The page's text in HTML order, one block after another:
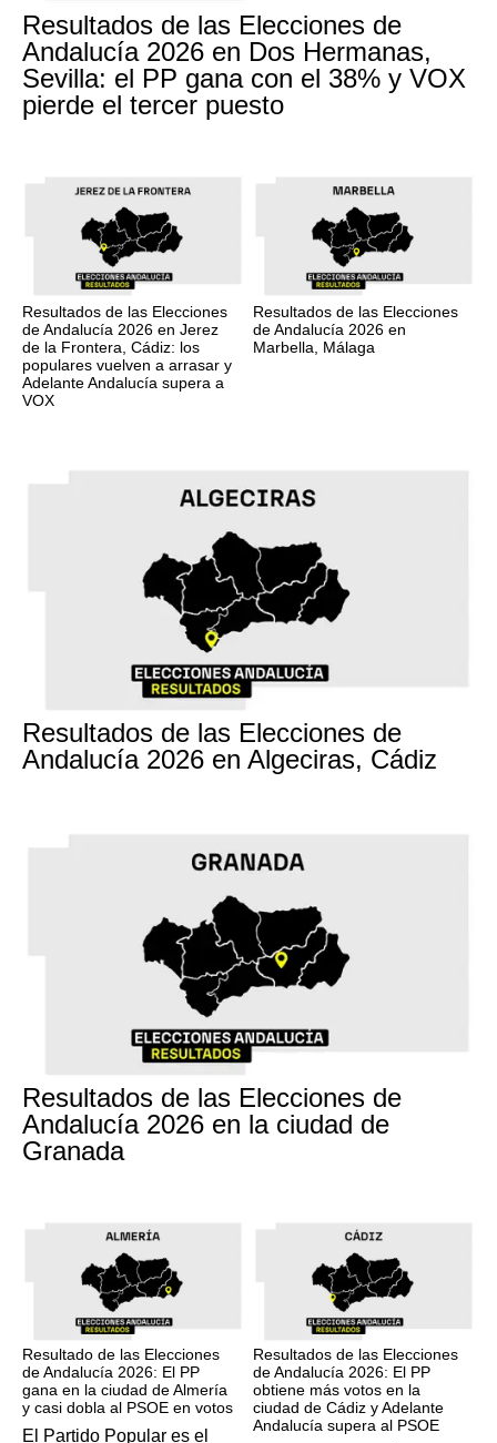
Resultados de las Elecciones de
Andalucía 2026 en Dos Hermanas,
Sevilla: el PP gana con el 38% y VOX
pierde el tercer puesto
Resultados de las Elecciones
de Andalucía 2026 en Jerez
de la Frontera, Cádiz: los
populares vuelven a arrasar y
Adelante Andalucía supera a
VOX
Resultados de las Elecciones
de Andalucía 2026 en
Marbella, Málaga
Resultados de las Elecciones de
Andalucía 2026 en Algeciras, Cádiz
Resultados de las Elecciones de
Andalucía 2026 en la ciudad de
Granada
Resultado de las Elecciones
de Andalucía 2026: El PP
gana en la ciudad de Almería
y casi dobla al PSOE en votos
El Partido Popular es el
Resultados de las Elecciones
de Andalucía 2026: El PP
obtiene más votos en la
ciudad de Cádiz y Adelante
Andalucía supera al PSOE